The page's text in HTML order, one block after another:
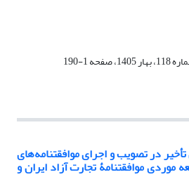
در تصویب و اجرای موافقتنامه‌های
موردی موافقتنامۀ تجارت آزاد ایران و